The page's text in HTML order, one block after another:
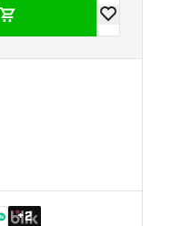
dodaj do
+2